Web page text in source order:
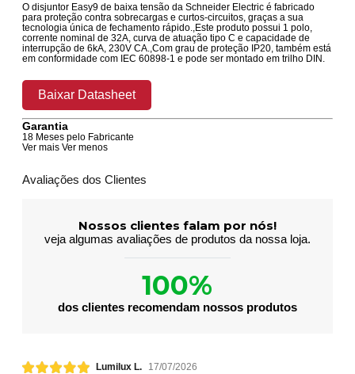
O disjuntor Easy9 de baixa tensão da Schneider Electric é fabricado
para proteção contra sobrecargas e curtos-circuitos, graças a sua
tecnologia única de fechamento rápido.,Este produto possui 1 polo,
corrente nominal de 32A, curva de atuação tipo C e capacidade de
interrupção de 6kA, 230V CA.,Com grau de proteção IP20, também está
em conformidade com IEC 60898-1 e pode ser montado em trilho DIN.
Baixar Datasheet
Garantia
18 Meses pelo Fabricante
Ver mais Ver menos
Avaliações dos Clientes
Nossos clientes falam por nós!
veja algumas avaliações de produtos da nossa loja.
100%
dos clientes recomendam nossos produtos
Lumilux L.
17/07/2026